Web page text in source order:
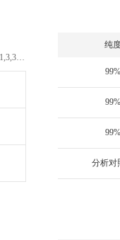
别名: 桉树脑; 桉叶油醇; 1,8-环氧对孟烷; 欧卡那卜托; 1,3,3-三甲基-2-氧杂双环[2.2.2]辛烷
纯
99%
99%
99%
分析对